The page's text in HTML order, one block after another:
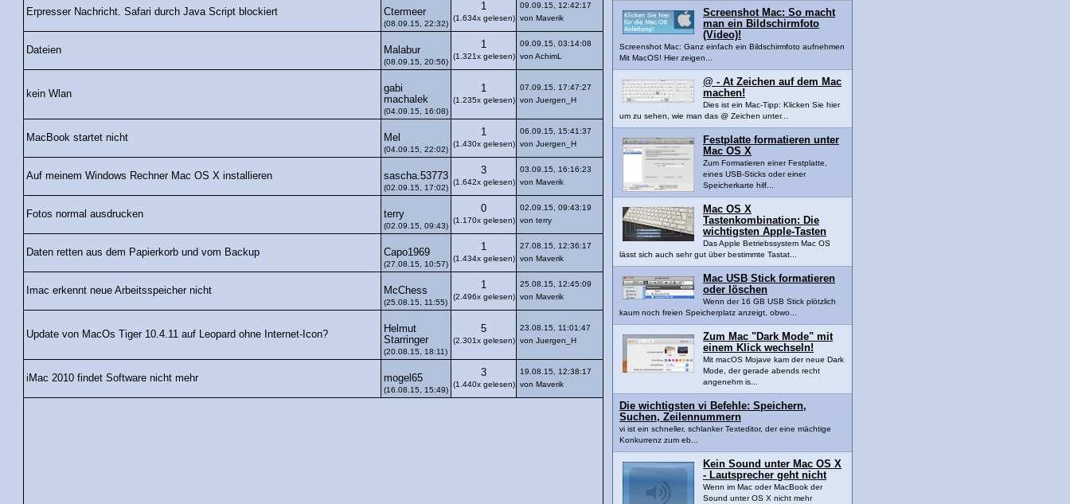
Erpresser Nachricht. Safari durch Java Script blockiert Ctermeer
(08.09.15, 22:32)
1
(1.634x gelesen)
09.09.15, 12:42:17
von Maverik
Dateien Malabur
(08.09.15, 20:56)
1
(1.321x gelesen)
09.09.15, 03:14:08
von AchimL
kein Wlan
gabi
machalek
(04.09.15, 16:08)
1
(1.235x gelesen)
07.09.15, 17:47:27
von Juergen_H
MacBook startet nicht Mel
(04.09.15, 22:02)
1
(1.430x gelesen)
06.09.15, 15:41:37
von Juergen_H
Auf meinem Windows Rechner Mac OS X installieren sascha.53773
(02.09.15, 17:02)
3
(1.642x gelesen)
03.09.15, 16:16:23
von Maverik
Fotos normal ausdrucken terry
(02.09.15, 09:43)
0
(1.170x gelesen)
02.09.15, 09:43:19
von terry
Daten retten aus dem Papierkorb und vom Backup Capo1969
(27.08.15, 10:57)
1
(1.434x gelesen)
27.08.15, 12:36:17
von Maverik
Imac erkennt neue Arbeitsspeicher nicht McChess
(25.08.15, 11:55)
1
(2.496x gelesen)
25.08.15, 12:45:09
von Maverik
Update von MacOs Tiger 10.4.11 auf Leopard ohne Internet-Icon?
Helmut
Starringer
(20.08.15, 18:11)
5
(2.301x gelesen)
23.08.15, 11:01:47
von Juergen_H
iMac 2010 findet Software nicht mehr mogel65
(16.08.15, 15:49)
3
(1.440x gelesen)
19.08.15, 12:38:17
von Maverik
Screenshot Mac: So macht
man ein Bildschirmfoto
(Video)!
Screenshot Mac: Ganz einfach ein Bildschirmfoto aufnehmen
Mit MacOS! Hier zeigen...
@ - At Zeichen auf dem Mac
machen!
Dies ist ein Mac-Tipp: Klicken Sie hier
um zu sehen, wie man das @ Zeichen unter...
Festplatte formatieren unter
Mac OS X
Zum Formatieren einer Festplatte,
eines USB-Sticks oder einer
Speicherkarte hilf...
Mac OS X
Tastenkombination: Die
wichtigsten Apple-Tasten
Das Apple Betriebssystem Mac OS
lässt sich auch sehr gut über bestimmte Tastat...
Mac USB Stick formatieren
oder löschen
Wenn der 16 GB USB Stick plötzlich
kaum noch freien Speicherplatz anzeigt, obwo...
Zum Mac "Dark Mode" mit
einem Klick wechseln!
Mit macOS Mojave kam der neue Dark
Mode, der gerade abends recht
angenehm is...
Die wichtigsten vi Befehle: Speichern,
Suchen, Zeilennummern
vi ist ein schneller, schlanker Texteditor, der eine mächtige
Konkurrenz zum eb...
Kein Sound unter Mac OS X
- Lautsprecher geht nicht
Wenn im Mac oder MacBook der
Sound unter OS X nicht mehr